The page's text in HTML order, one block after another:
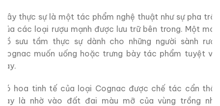
Đây thực sự là một tác phẩm nghệ thuật như sự pha trộn
của các loại rượu mạnh được lưu trữ bên trong. Một món
đồ sưu tầm thực sự dành cho những người sành rượu
Cognac muốn uống hoặc trưng bày tác phẩm tuyệt vời
này.
Bó hoa tinh tế của loại Cognac được chế tác cẩn thận
này là nhờ vào đất đai màu mỡ của vùng trồng nho